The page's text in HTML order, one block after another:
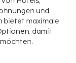
und
bietet maximale
damit
möchten.